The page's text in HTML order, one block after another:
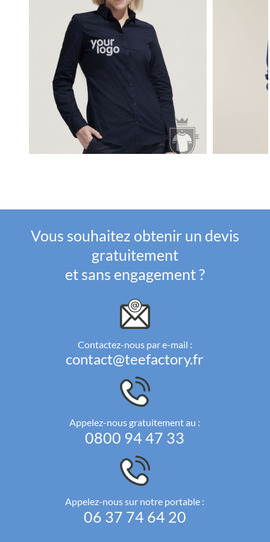
Vous souhaitez obtenir un devis
gratuitement
et sans engagement ?
Contactez-nous par e-mail :
contact@teefactory.fr
Appelez-nous gratuitement au :
0800 94 47 33
Appelez-nous sur notre portable :
06 37 74 64 20